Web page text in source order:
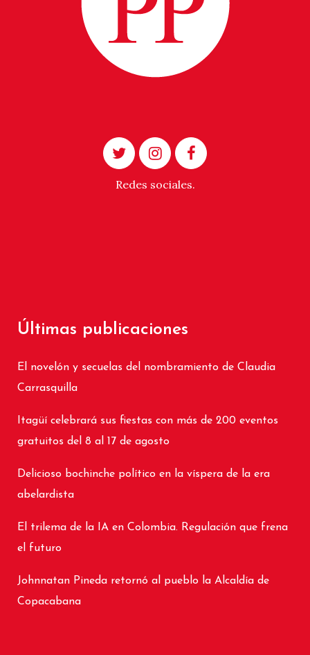
Redes sociales.
Últimas publicaciones
El novelón y secuelas del nombramiento de Claudia
Carrasquilla
Itagüí celebrará sus fiestas con más de 200 eventos
gratuitos del 8 al 17 de agosto
Delicioso bochinche político en la víspera de la era
abelardista
El trilema de la IA en Colombia. Regulación que frena
el futuro
Johnnatan Pineda retornó al pueblo la Alcaldía de
Copacabana